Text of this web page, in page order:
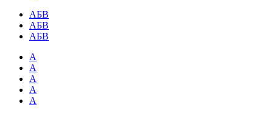
АБВ
АБВ
АБВ
А
А
А
А
А